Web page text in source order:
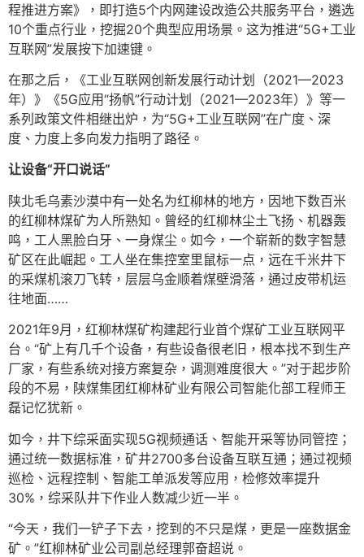
程推进方案》，即打造5个内网建设改造公共服务平台，遴选
10个重点行业，挖掘20个典型应用场景。这为推进“5G+工业
互联网”发展按下加速键。
在那之后，《工业互联网创新发展行动计划（2021—2023
年）》《5G应用“扬帆”行动计划（2021—2023年）》等一
系列政策文件相继出炉，为“5G+工业互联网”在广度、深
度、力度上多向发力指明了路径。
让设备“开口说话”
陕北毛乌素沙漠中有一处名为红柳林的地方，因地下数百米
的红柳林煤矿为人所熟知。曾经的红柳林尘土飞扬、机器轰
鸣，工人黑脸白牙、一身煤尘。如今，一个崭新的数字智慧
矿区在此崛起。工人坐在集控室里鼠标一点，远在千米井下
的采煤机滚刀飞转，层层乌金顺着煤壁滑落，通过皮带机运
往地面……
2021年9月，红柳林煤矿构建起行业首个煤矿工业互联网平
台。“矿上有几千个设备，有些设备很老旧，根本找不到生产
厂家，有些系统对接方案复杂，调测难度很大。”对于起步阶
段的不易，陕煤集团红柳林矿业有限公司智能化部工程师王
磊记忆犹新。
如今，井下综采面实现5G视频通话、智能开采等协同管控；
通过统一数据标准，矿井2700多台设备互联互通；通过视频
巡检、远程控制、智能工单派发等应用，检修效率提升
30%，综采队井下作业人数减少近一半。
“今天，我们一铲子下去，挖到的不只是煤，更是一座数据金
矿。”红柳林矿业公司副总经理郭奋超说。